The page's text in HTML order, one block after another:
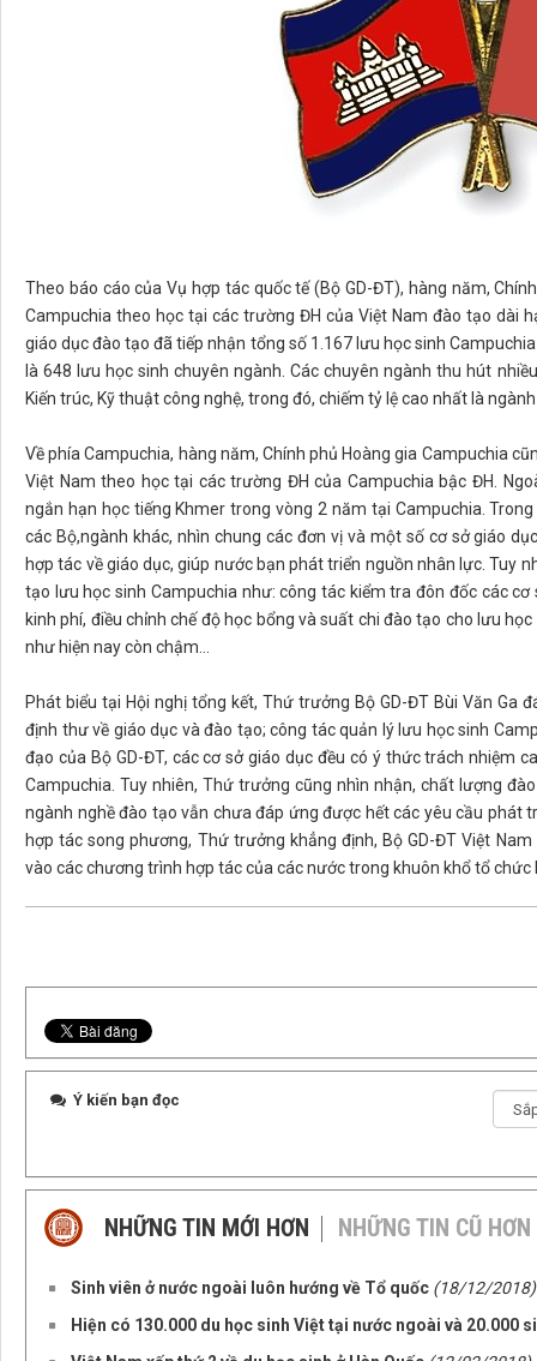
Theo báo cáo của Vụ hợp tác quốc tế (Bộ GD-ĐT), hàng năm,
Campuchia theo học tại các trường ĐH của Việt Nam đào tạo dài
giáo dục đào tạo đã tiếp nhận tổng số 1.167 lưu học sinh
là 648 lưu học sinh chuyên ngành. Các chuyên ngành thu hút
Kiến trúc, Kỹ thuật công nghệ, trong đó, chiếm tỷ lệ cao nhất là
Về phía Campuchia, hàng năm, Chính phủ Hoàng gia Campuchia
Việt Nam theo học tại các trường ĐH của Campuchia bậc ĐH.
ngắn hạn học tiếng Khmer trong vòng 2 năm tại Campuchia.
các Bộ,ngành khác, nhìn chung các đơn vị và một số cơ sở giáo
hợp tác về giáo dục, giúp nước bạn phát triển nguồn nhân lực. Tuy
tạo lưu học sinh Campuchia như: công tác kiểm tra đôn đốc các
kinh phí, điều chỉnh chế độ học bổng và suất chi đào tạo cho lưu
như hiện nay còn chậm…
Phát biểu tại Hội nghị tổng kết, Thứ trưởng Bộ GD-ĐT Bùi Văn Ga
định thư về giáo dục và đào tạo; công tác quản lý lưu học sinh
đạo của Bộ GD-ĐT, các cơ sở giáo dục đều có ý thức trách nhiệm
Campuchia. Tuy nhiên, Thứ trưởng cũng nhìn nhận, chất lượng
ngành nghề đào tạo vẫn chưa đáp ứng được hết các yêu cầu phát
hợp tác song phương, Thứ trưởng khẳng định, Bộ GD-ĐT Việt
vào các chương trình hợp tác của các nước trong khuôn khổ tổ
Ý kiến bạn đọc
NHỮNG TIN MỚI HƠN NHỮNG TIN CŨ HƠN
Sinh viên ở nước ngoài luôn hướng về Tổ quốc (18/12/2018)
Hiện có 130.000 du học sinh Việt tại nước ngoài và 20.000